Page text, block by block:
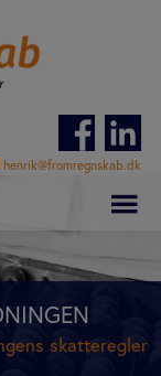
henrik@fromregnskab.dk
skatteregler